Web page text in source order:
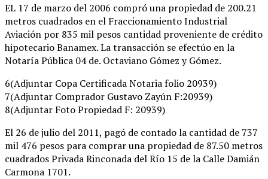
EL 17 de marzo del 2006 compró una propiedad de 200.21
metros cuadrados en el Fraccionamiento Industrial
Aviación por 835 mil pesos cantidad proveniente de crédito
hipotecario Banamex. La transacción se efectúo en la
Notaría Pública 04 de. Octaviano Gómez y Gómez.
6(Adjuntar Copa Certificada Notaria folio 20939)
7(Adjuntar Comprador Gustavo Zayún F:20939)
8(Adjuntar Foto Propiedad F: 20939)
El 26 de julio del 2011, pagó de contado la cantidad de 737
mil 476 pesos para comprar una propiedad de 87.50 metros
cuadrados Privada Rinconada del Río 15 de la Calle Damián
Carmona 1701.